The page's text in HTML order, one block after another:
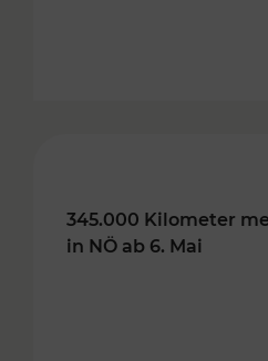
345.000 Kilometer
in NÖ ab 6. Mai